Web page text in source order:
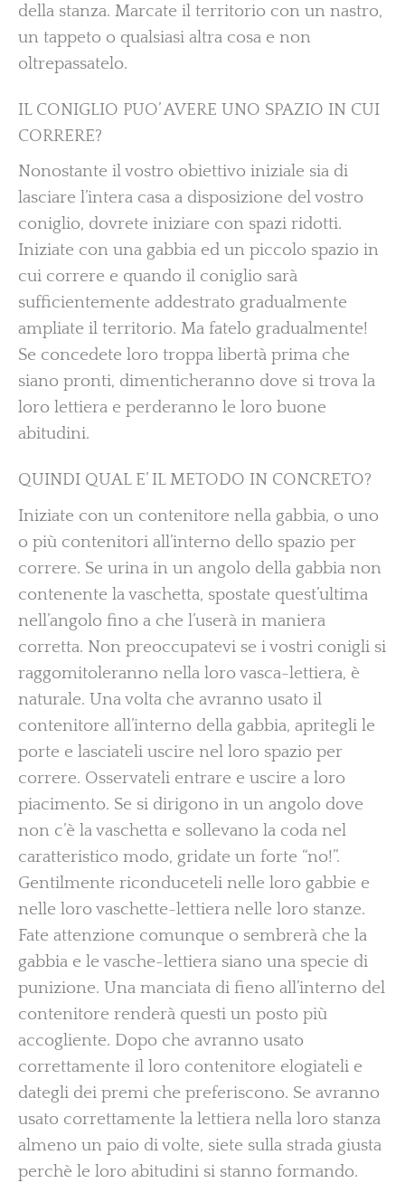
della stanza. Marcate il territorio con un nastro,
un tappeto o qualsiasi altra cosa e non
oltrepassatelo.
IL CONIGLIO PUO’ AVERE UNO SPAZIO IN CUI
CORRERE?
Nonostante il vostro obiettivo iniziale sia di
lasciare l’intera casa a disposizione del vostro
coniglio, dovrete iniziare con spazi ridotti.
Iniziate con una gabbia ed un piccolo spazio in
cui correre e quando il coniglio sarà
sufficientemente addestrato gradualmente
ampliate il territorio. Ma fatelo gradualmente!
Se concedete loro troppa libertà prima che
siano pronti, dimenticheranno dove si trova la
loro lettiera e perderanno le loro buone
abitudini.
QUINDI QUAL E’ IL METODO IN CONCRETO?
Iniziate con un contenitore nella gabbia, o uno
o più contenitori all’interno dello spazio per
correre. Se urina in un angolo della gabbia non
contenente la vaschetta, spostate quest’ultima
nell’angolo fino a che l’userà in maniera
corretta. Non preoccupatevi se i vostri conigli si
raggomitoleranno nella loro vasca-lettiera, è
naturale. Una volta che avranno usato il
contenitore all’interno della gabbia, apritegli le
porte e lasciateli uscire nel loro spazio per
correre. Osservateli entrare e uscire a loro
piacimento. Se si dirigono in un angolo dove
non c’è la vaschetta e sollevano la coda nel
caratteristico modo, gridate un forte “no!”.
Gentilmente riconduceteli nelle loro gabbie e
nelle loro vaschette-lettiera nelle loro stanze.
Fate attenzione comunque o sembrerà che la
gabbia e le vasche-lettiera siano una specie di
punizione. Una manciata di fieno all’interno del
contenitore renderà questi un posto più
accogliente. Dopo che avranno usato
correttamente il loro contenitore elogiateli e
dategli dei premi che preferiscono. Se avranno
usato correttamente la lettiera nella loro stanza
almeno un paio di volte, siete sulla strada giusta
perchè le loro abitudini si stanno formando.